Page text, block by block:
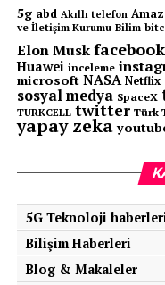
5g abd Akıllı telefon
ve İletişim Kurumu Bilim
Elon Muskfacebook
Huawei inceleme
microsoft NASA Netflix
sosyal medya SpaceX
TURKCELL twitter Türk
yapay zeka
5G Teknoloji
Bilişim Haberleri
Blog & Makaleler